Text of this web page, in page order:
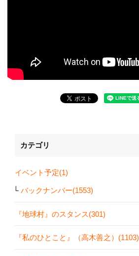
カテゴリ
イベント予定(1)
バックナンバー(1553)
『地球村』のスタンス(301)
『私のひとこと』（高木善之）(1103)